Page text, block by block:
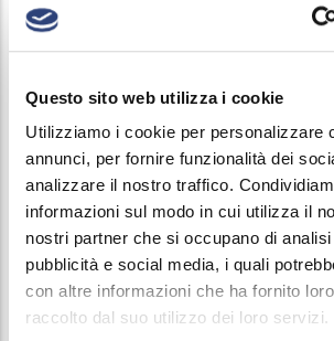
Questo sito web utilizza i cookie
Utilizziamo i cookie per personalizzare
annunci, per fornire funzionalità dei
analizzare il nostro traffico.
informazioni sul modo in cui utilizza il
nostri partner che si occupano di
pubblicità e social media, i quali
con altre informazioni che ha fornito
raccolto dal suo utilizzo dei loro servizi.
SAREZZO
INTERRUZIONI ACQUEDOTTO 31 MARZO,
Il 31 marzo 2025, dalle ore 8 alle
il servizio di erogazione acqua in
civ. 38 al 62 e dal 47 al 79, Località
Valverde, Via Savonarola, Via
d'Azeglio e Località Casole.
Per informazioni è disponibile il